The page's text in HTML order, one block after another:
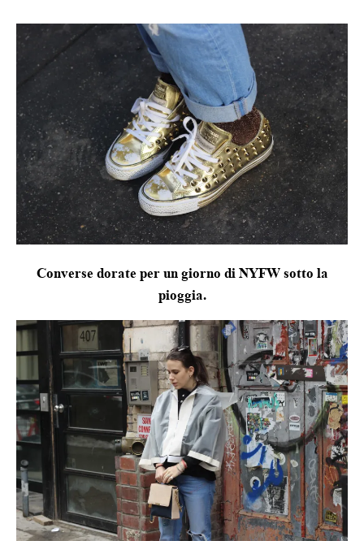
Converse dorate per un giorno di NYFW sotto la
pioggia.